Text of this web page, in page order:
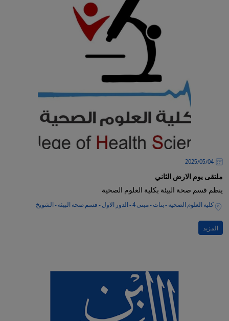
04‏/05‏/2025
ملتقى يوم الارض الثاني
ينظم قسم صحة البيئة بكلية العلوم الصحية
كلية العلوم الصحية - بنات - مبنى 4 - الدور الاول - قسم صحة البيئة - الشويخ
المزيد